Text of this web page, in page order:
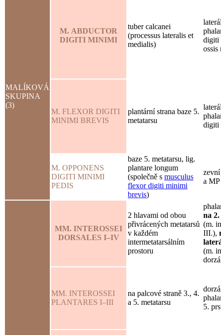
MALÍKOVÁ
SKUPINA
(3)
M. ABDUCTOR
DIGITI MINIMI
tuber calcanei
(processus lateralis et
medialis)
digiti
ossis
M. FLEXOR DIGITI
MINIMI BREVIS
plantární strana baze 5.
metatarsu
digiti
M. OPPONENS
DIGITI MINIMI
PEDIS
baze 5. metatarsu, lig.
plantare longum
(společně s musculus
flexor digiti minimi
brevis)
a
MM. INTEROSSEI
DORSALES I–IV
2 hlavami od obou
přivrácených metatarsů
v každém
intermetatarsálním
prostoru
na
(m.
III.),
(m.
MM. INTEROSSEI
PLANTARES I–III
na palcové straně 3., 4.
a 5. metatarsu
5.